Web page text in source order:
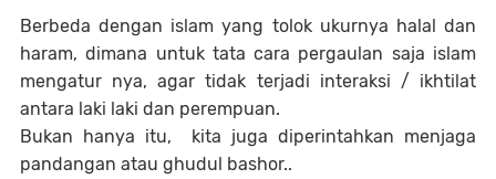
Berbeda dengan islam yang tolok ukurnya halal dan
haram, dimana untuk tata cara pergaulan saja islam
mengatur nya, agar tidak terjadi interaksi / ikhtilat
antara laki laki dan perempuan.
Bukan hanya itu, kita juga diperintahkan menjaga
pandangan atau ghudul bashor..